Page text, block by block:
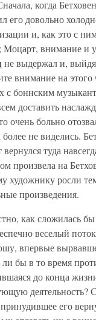
когда
его довольно
и, как это с
Моцарт, внимание и
не выдержал и,
внимание на
с боннским
доставить
очень больно
более не виделись.
вернулся туда
произвела на
художнику росли
произведения.
как сложилась
веселый
впервые
ли бы в то время
до конца
деятельность?
его